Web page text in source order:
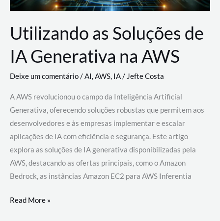
Utilizando as Soluções de
IA Generativa na AWS
Deixe um comentário/AI,AWS, IA/Jefte Costa
A AWS revolucionou o campo da Inteligência Artificial
Generativa, oferecendo soluções robustas que permitem aos
desenvolvedores e às empresas implementar e escalar
aplicações de IA com eficiência e segurança. Este artigo
explora as soluções de IA generativa disponibilizadas pela
AWS, destacando as ofertas principais, como o Amazon
Bedrock, as instâncias Amazon EC2 para AWS Inferentia
Utilizando
Read More »